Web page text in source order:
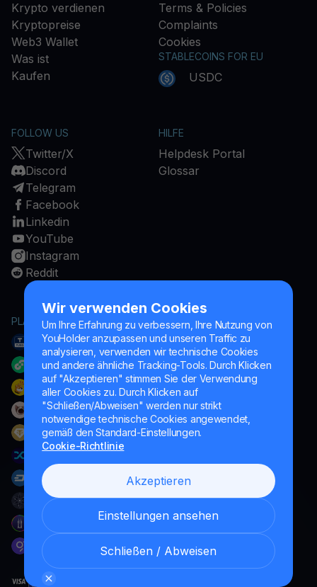
Wir verwenden Cookies
Um Ihre Erfahrung zu verbessern, Ihre Nutzung von
YouHolder anzupassen und unseren Traffic zu
analysieren, verwenden wir technische Cookies
und andere ähnliche Tracking-Tools. Durch Klicken
auf "Akzeptieren" stimmen Sie der Verwendung
aller Cookies zu. Durch Klicken auf
"Schließen/Abweisen" werden nur strikt
notwendige technische Cookies angewendet,
gemäß den Standard-Einstellungen.
Cookie-Richtlinie
Akzeptieren
Einstellungen ansehen
Schließen / Abweisen
Krypto verdienen
Kryptopreise
Web3 Wallet
Was ist
Kaufen
Terms & Policies
Complaints
Cookies
STABLECOINS FOR EU
USDC
FOLLOW US
Twitter/X
Discord
Telegram
Facebook
Linkedin
YouTube
Instagram
Reddit
HILFE
Helpdesk Portal
Glossar
PLATTFORM